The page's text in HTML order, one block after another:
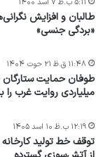
طالبان و افزایش
«بردگی جنسی»
۵:۱۱ ب.ظ ۷ اسد ۱۴۰۰
طوفان حمایت ستارگان
میلیاردی روایت غرب
۱۱:۴۸ ق.ظ ۲۱ حوت ۱۴۰۴
توقف خط تولید
۱۲:۱۹ ب.ظ ۱۰ اسد ۱۴۰۵